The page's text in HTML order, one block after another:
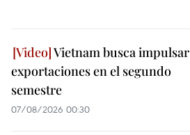
Vietnam busca impulsar
exportaciones en el segundo
semestre
07/08/2026 00:30